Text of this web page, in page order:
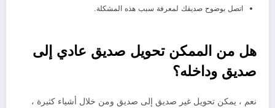
اتصل بوضوح صديقك لمعرفة سبب هذه المشكلة.
هل من الممكن تحويل صديق عادي إلى
صديق وداخله؟
نعم ، يمكن تحويل غير صديق إلى صديق ومن خلال أشياء كثيرة ،